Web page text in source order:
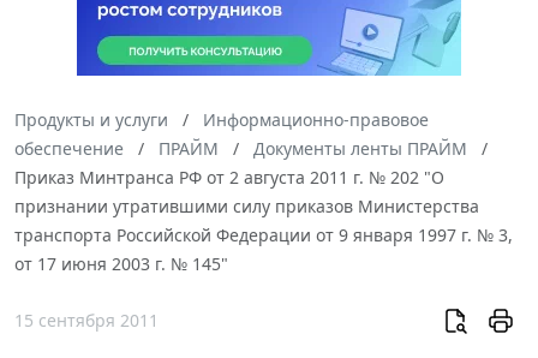
Продукты и услуги
Информационно-правовое
обеспечение
ПРАЙМ
Документы ленты ПРАЙМ
Приказ Минтранса РФ от 2 августа 2011 г. № 202 "О
признании утратившими силу приказов Министерства
транспорта Российской Федерации от 9 января 1997 г. № 3,
от 17 июня 2003 г. № 145"
15 сентября 2011